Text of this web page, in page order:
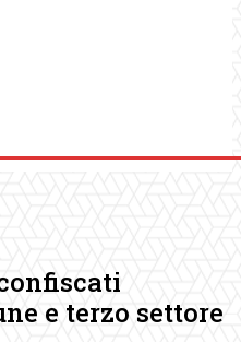
e terzo settore